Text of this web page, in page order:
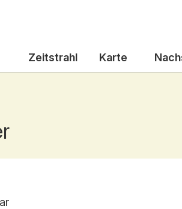
Zeitstrahl Karte